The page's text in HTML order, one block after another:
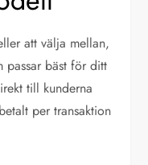
att välja mellan,
passar bäst för ditt
till kunderna
per transaktion